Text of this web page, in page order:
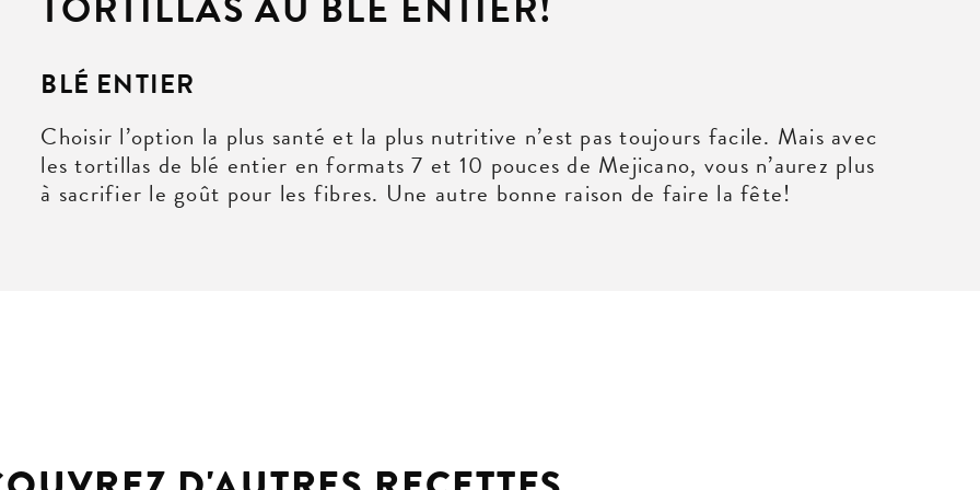
BLÉ ENTIER
Choisir l’option la plus santé et la plus nutritive n’est pas toujours facile. Mais avec
les tortillas de blé entier en formats 7 et 10 pouces de Mejicano, vous n’aurez plus
à sacrifier le goût pour les fibres. Une autre bonne raison de faire la fête!